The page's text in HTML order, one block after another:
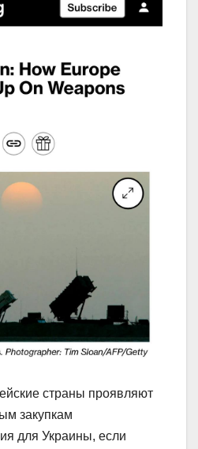
страны проявляют
закупкам
для Украины, если